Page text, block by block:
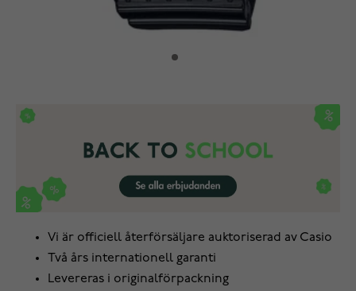
Vi är officiell återförsäljare auktoriserad av Casio
Två års internationell garanti
Levereras i originalförpackning